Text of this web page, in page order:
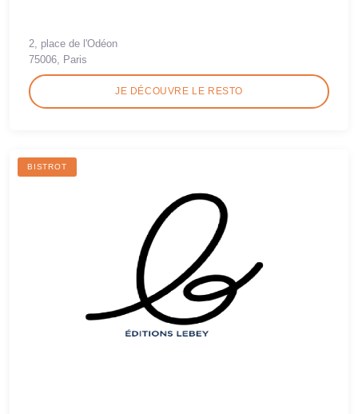
2, place de l'Odéon
75006, Paris
JE DÉCOUVRE LE RESTO
BISTROT